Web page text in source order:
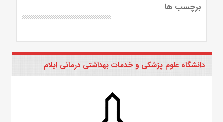
برچسب ها
دانشگاه علوم پزشکی و خدمات بهداشتی درمانی ایلام